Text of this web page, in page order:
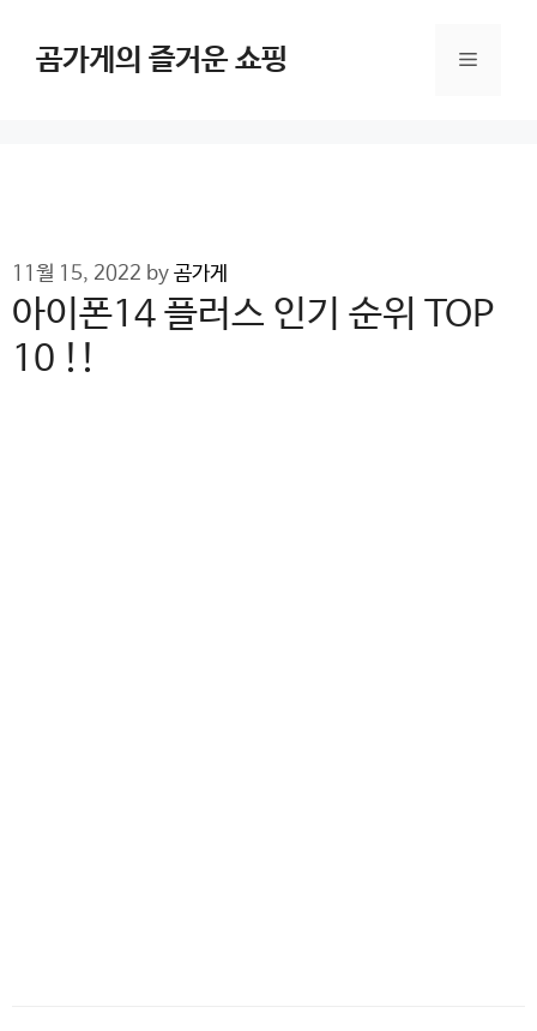
content곰가게의 즐거운 쇼핑 Menu
11월 15, 2022 by 곰가게
아이폰14 플러스 인기 순위 TOP
10 !!